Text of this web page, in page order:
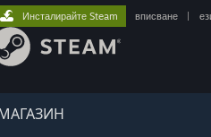
Инсталирайте Steam вписване